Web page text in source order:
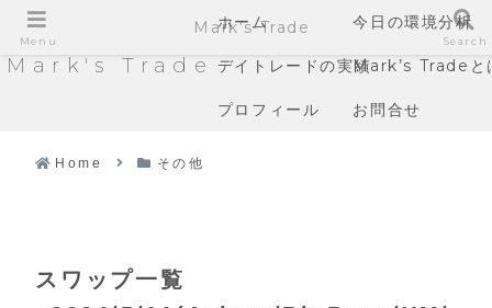
Mark's Trade
ホーム 今日の環境分析
デイトレードの実績Mark’s Tradeと
プロフィール お問合せ
Home その他
スワップ一覧
Menu
Mark's Trade
Search